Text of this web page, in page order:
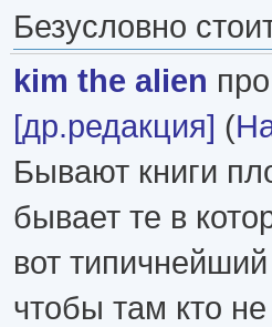
Безусловно
kim the alien про
[др.редакция] (
Бывают книги
бывает те в
вот
чтобы там кто не